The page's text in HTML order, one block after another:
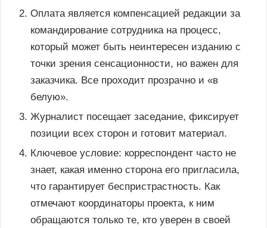
Оплата является компенсацией редакции за
командирование сотрудника на процесс,
который может быть неинтересен изданию с
точки зрения сенсационности, но важен для
заказчика. Все проходит прозрачно и «в
белую».
Журналист посещает заседание, фиксирует
позиции всех сторон и готовит материал.
Ключевое условие: корреспондент часто не
знает, какая именно сторона его пригласила,
что гарантирует беспристрастность. Как
отмечают координаторы проекта, к ним
обращаются только те, кто уверен в своей